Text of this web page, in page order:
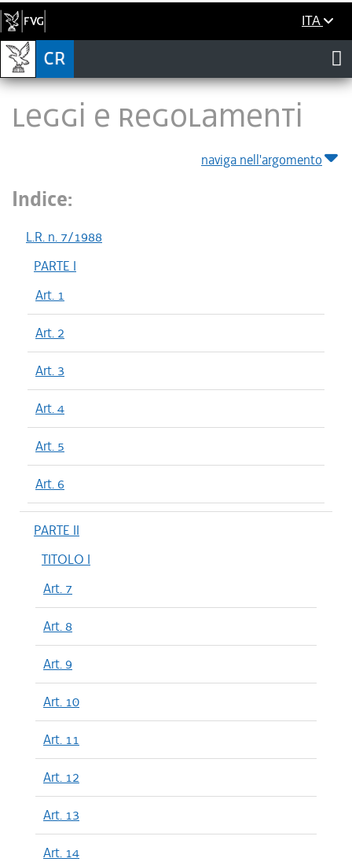
ITA
LEGGI E REGOLAMENTI
naviga nell'argomento
Indice:
L.R. n. 7/1988
PARTE I
Art. 1
Art. 2
Art. 3
Art. 4
Art. 5
Art. 6
PARTE II
TITOLO I
Art. 7
Art. 8
Art. 9
Art. 10
Art. 11
Art. 12
Art. 13
Art. 14